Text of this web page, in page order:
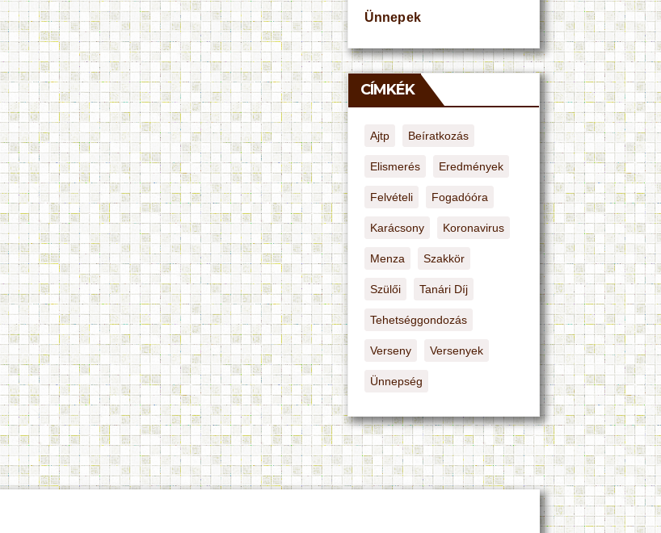
Ünnepek
CÍMKÉK
Ajtp Beíratkozás
Elismerés Eredmények
Felvételi Fogadóóra
Karácsony Koronavirus
Menza Szakkör
Szülői Tanári Díj
Tehetséggondozás
Verseny Versenyek
Ünnepség